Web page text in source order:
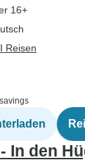
16+
Reisen
In den